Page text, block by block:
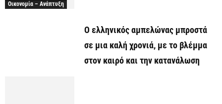
Οικονομία – Ανάπτυξη
Ο ελληνικός αμπελώνας μπροστά
σε μια καλή χρονιά, με το βλέμμα
στον καιρό και την κατανάλωση